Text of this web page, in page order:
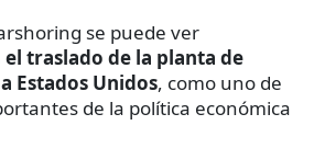
se puede ver
el traslado de la planta de
Estados Unidos, como uno de
de la política económica